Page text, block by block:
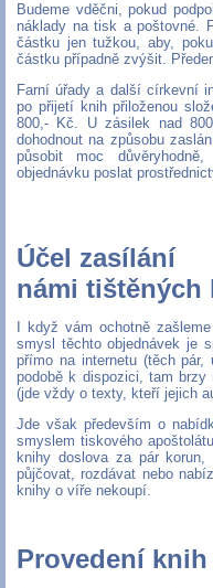
Budeme vděčni, pokud
náklady na tisk a poštovné.
částku jen tužkou, aby,
částku případně zvýšit.
Farní úřady a další církevní
po přijetí knih přiloženou
800,- Kč. U zásilek nad
dohodnout na způsobu
působit moc
objednávku poslat
Účel zasílání
námi tištěných
I když vám ochotně
smysl těchto objednávek je
přímo na internetu (těch
podobě k dispozici, tam
(jde vždy o texty, kteří jejich
Jde však především o
smyslem tiskového
knihy doslova za pár
půjčovat, rozdávat nebo
knihy o víře nekoupí.
Provedení knih